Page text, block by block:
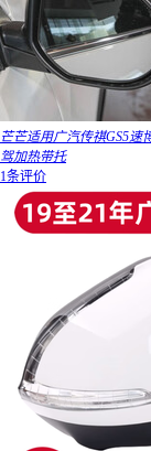
芒芒适用广汽传祺GS5速
驾加热带托
1条评价